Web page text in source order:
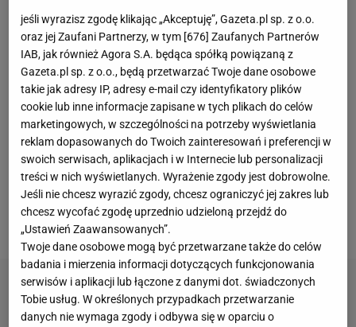
LegiaWarszawa ma za sobą sezon pełen zwrotów
akcji. Zimową przerwę "Wojskowi" spędzili na
przedostatnim miejscu w tabeli PKO Ekstraklasy.
Wcześniej odpadli już z Pucharu Polski oraz
niespodziewanie nieweszlido baraży o 1/8 finału
Ligi Konferencji. Tuż przed świętami Bożego
Narodzenia szkoleniowcem Legii został Marek
Papszun. Na wiosnęwynikidrużyny się poprawiły,
ale stosunkowo długo stołecznaekipanie mogła być
pewna utrzymania.
jeśli wyrazisz zgodę klikając „Akceptuję”, Gazeta.pl sp. z o.o.
oraz jej Zaufani Partnerzy, w tym [676] Zaufanych Partnerów
IAB, jak również Agora S.A. będąca spółką powiązaną z
Gazeta.pl sp. z o.o., będą przetwarzać Twoje dane osobowe
takie jak adresy IP, adresy e-mail czy identyfikatory plików
cookie lub inne informacje zapisane w tych plikach do celów
marketingowych, w szczególności na potrzeby wyświetlania
reklam dopasowanych do Twoich zainteresowań i preferencji w
swoich serwisach, aplikacjach i w Internecie lub personalizacji
treści w nich wyświetlanych. Wyrażenie zgody jest dobrowolne.
Jeśli nie chcesz wyrazić zgody, chcesz ograniczyć jej zakres lub
chcesz wycofać zgodę uprzednio udzieloną przejdź do
„Ustawień Zaawansowanych”.
Twoje dane osobowe mogą być przetwarzane także do celów
badania i mierzenia informacji dotyczących funkcjonowania
serwisów i aplikacji lub łączone z danymi dot. świadczonych
Tobie usług. W określonych przypadkach przetwarzanie
danych nie wymaga zgody i odbywa się w oparciu o